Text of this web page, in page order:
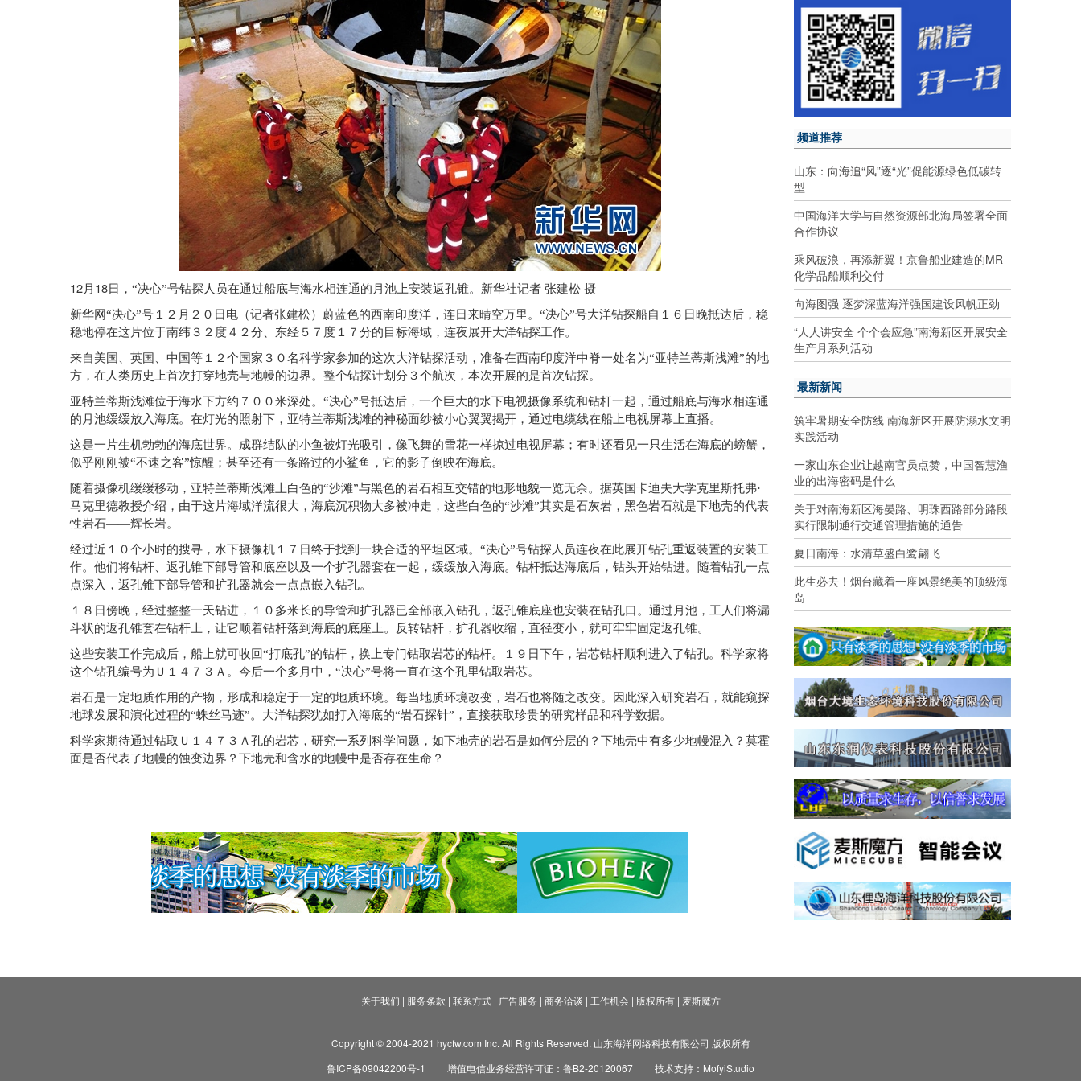
12月 18日 ，“决心”号钻探人员在通过船底与海水相连通的月池上安装返孔锥。新华社记者 张建松 摄
新华网“决心”号１２月２０日电（记者张建松）蔚蓝色的西南印度洋，连日来晴空万里。“决心”号大洋钻探船自１６日晚抵达后，稳
稳地停在这片位于南纬３２度４２分、东经５７度１７分的目标海域，连夜展开大洋钻探工作。
来自美国、英国、中国等１２个国家３０名科学家参加的这次大洋钻探活动，准备在西南印度洋中脊一处名为“亚特兰蒂斯浅滩”的地
方，在人类历史上首次打穿地壳与地幔的边界。整个钻探计划分３个航次，本次开展的是首次钻探。
亚特兰蒂斯浅滩位于海水下方约７００米深处。“决心”号抵达后，一个巨大的水下电视摄像系统和钻杆一起，通过船底与海水相连通
的月池缓缓放入海底。在灯光的照射下，亚特兰蒂斯浅滩的神秘面纱被小心翼翼揭开，通过电缆线在船上电视屏幕上直播。
这是一片生机勃勃的海底世界。成群结队的小鱼被灯光吸引，像飞舞的雪花一样掠过电视屏幕；有时还看见一只生活在海底的螃蟹，
似乎刚刚被“不速之客”惊醒；甚至还有一条路过的小鲨鱼，它的影子倒映在海底。
随着摄像机缓缓移动，亚特兰蒂斯浅滩上白色的“沙滩”与黑色的岩石相互交错的地形地貌一览无余。据英国卡迪夫大学克里斯托弗·
马克里德教授介绍，由于这片海域洋流很大，海底沉积物大多被冲走，这些白色的“沙滩”其实是石灰岩，黑色岩石就是下地壳的代表
性岩石——辉长岩。
经过近１０个小时的搜寻，水下摄像机１７日终于找到一块合适的平坦区域。“决心”号钻探人员连夜在此展开钻孔重返装置的安装工
作。他们将钻杆、返孔锥下部导管和底座以及一个扩孔器套在一起，缓缓放入海底。钻杆抵达海底后，钻头开始钻进。随着钻孔一点
点深入，返孔锥下部导管和扩孔器就会一点点嵌入钻孔。
１８日傍晚，经过整整一天钻进，１０多米长的导管和扩孔器已全部嵌入钻孔，返孔锥底座也安装在钻孔口。通过月池，工人们将漏
斗状的返孔锥套在钻杆上，让它顺着钻杆落到海底的底座上。反转钻杆，扩孔器收缩，直径变小，就可牢牢固定返孔锥。
这些安装工作完成后，船上就可收回“打底孔”的钻杆，换上专门钻取岩芯的钻杆。１９日下午，岩芯钻杆顺利进入了钻孔。科学家将
这个钻孔编号为Ｕ１４７３Ａ。今后一个多月中，“决心”号将一直在这个孔里钻取岩芯。
岩石是一定地质作用的产物，形成和稳定于一定的地质环境。每当地质环境改变，岩石也将随之改变。因此深入研究岩石，就能窥探
地球发展和演化过程的“蛛丝马迹”。大洋钻探犹如打入海底的“岩石探针”，直接获取珍贵的研究样品和科学数据。
科学家期待通过钻取Ｕ１４７３Ａ孔的岩芯，研究一系列科学问题，如下地壳的岩石是如何分层的？下地壳中有多少地幔混入？莫霍
面是否代表了地幔的蚀变边界？下地壳和含水的地幔中是否存在生命？
频道推荐
山东：向海追“风”逐“光”促能源绿色低碳转
型
中国海洋大学与自然资源部北海局签署全面
合作协议
乘风破浪，再添新翼！京鲁船业建造的MR
化学品船顺利交付
向海图强 逐梦深蓝海洋强国建设风帆正劲
“人人讲安全 个个会应急”南海新区开展安全
生产月系列活动
最新新闻
筑牢暑期安全防线 南海新区开展防溺水文明
实践活动
一家山东企业让越南官员点赞，中国智慧渔
业的出海密码是什么
关于对南海新区海晏路、明珠西路部分路段
实行限制通行交通管理措施的通告
夏日南海：水清草盛白鹭翩飞
此生必去！烟台藏着一座风景绝美的顶级海
岛
关于我们 | 服务条款 | 联系方式| 广告服务 | 商务洽谈 | 工作机会| 版权所有| 麦斯魔方
Copyright © 2004-2021 hycfw.com Inc. All Rights Reserved. 山东海洋网络科技有限公司 版权所有
鲁ICP备09042200号-1
增值电信业务经营许可证：鲁B2-20120067 技术支持：MofyiStudio